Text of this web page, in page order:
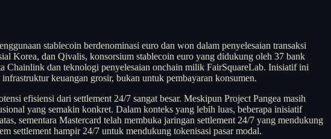
stablecoin berdenominasi euro dan won dalam penyelesaian transaksi
Korea, dan Qivalis, konsorsium stablecoin euro yang didukung oleh 37 bank
Chainlink dan teknologi penyelesaian onchain milik FairSquareLab. Inisiatif ini
keuangan grosir, bukan untuk pembayaran konsumen.
efisiensi dari settlement 24/7 sangat besar. Meskipun Project Pangea masih
yang semakin konkret. Dalam konteks yang lebih luas, beberapa inisiatif
sementara Mastercard telah membuka jaringan settlement 24/7 yang mendukung
settlement hampir 24/7 untuk mendukung tokenisasi pasar modal.